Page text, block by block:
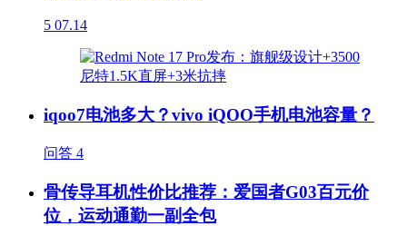
5 07.14
iqoo7电池多大？vivo iQOO手机电池容量？
问答 4
骨传导耳机性价比推荐：爱国者G03百元价
位，运动通勤一副全包